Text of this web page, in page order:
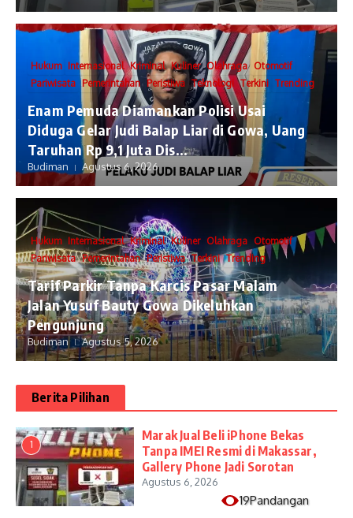
Hukum Internasional Kriminal Kuliner Olahraga Otomotif
Pariwisata Pemerintahan Peristiwa Teknologi Terkini Trending
Enam Pemuda Diamankan Polisi Usai
Diduga Gelar Judi Balap Liar di Gowa, Uang
Taruhan Rp 9,1 Juta Dis...
Budiman Agustus 6, 2026
Hukum Internasional Kriminal Kuliner Olahraga Otomotif
Pariwisata Pemerintahan Peristiwa Terkini Trending
Tarif Parkir Tanpa Karcis Pasar Malam
Jalan Yusuf Bauty Gowa Dikeluhkan
Pengunjung
Budiman Agustus 5, 2026
Berita Pilihan
1
​Marak Jual Beli iPhone Bekas
Tanpa IMEI Resmi di Makassar,
Gallery Phone Jadi Sorotan
Agustus 6, 2026
19Pandangan